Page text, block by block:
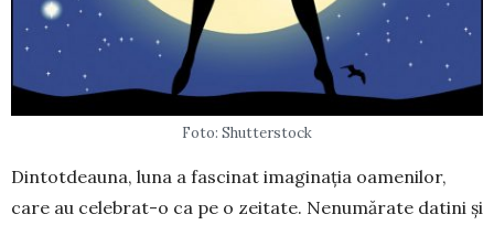
Foto: Shutterstock
Dintotdeauna, luna a fascinat imaginația oamenilor,
care au celebrat-o ca pe o zeitate. Ne­numărate datini și